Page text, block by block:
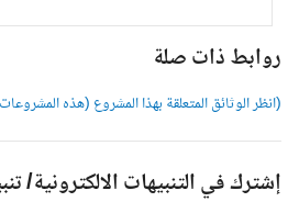
روابط ذات صلة
(انظر الوثائق المتعلقة بهذا المشروع (هذه المشروعات
إشترك في التنبيهات الالكترونية/